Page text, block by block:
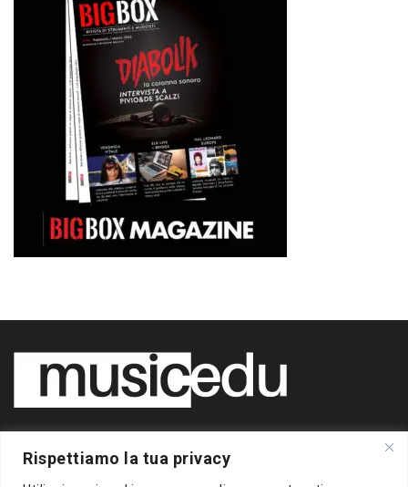
Rispettiamo la tua privacy
di Piero Chianura